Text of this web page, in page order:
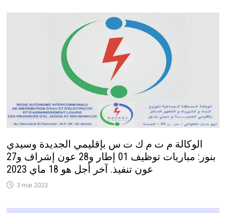
الوكالة م ت م ك ت س بإقليمي الجديدة وسيدي
بنور: مباريات توظيف 01 إطار و28 عون إشراف و27
عون تنفيذ. آخر أجل هو 18 ماي 2023
3 mai 2023